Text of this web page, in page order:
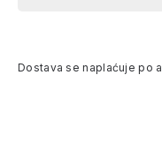
Dostava se naplaćuje po